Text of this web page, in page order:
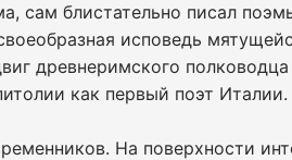
сам блистательно писал
исповедь
древнеримского полководца
как первый поэт Италии.
На поверхности